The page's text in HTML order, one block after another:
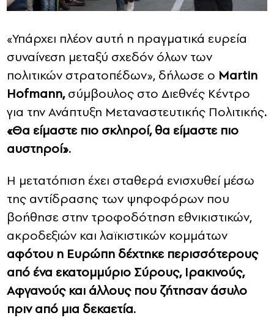
«Υπάρχει πλέον αυτή η πραγματικά ευρεία
συναίνεση μεταξύ σχεδόν όλων των
πολιτικών στρατοπέδων», δήλωσε ο Martin
Hofmann,σύμβουλος στο Διεθνές Κέντρο
για την Ανάπτυξη Μεταναστευτικής Πολιτικής.
«Θα είμαστε πιο σκληροί, θα είμαστε πιο
αυστηροί».
Η μετατόπιση έχει σταθερά ενισχυθεί μέσω
της αντίδρασης των ψηφοφόρων που
βοήθησε στην τροφοδότηση εθνικιστικών,
ακροδεξιών και λαϊκιστικών κομμάτων
αφότου η Ευρώπη δέχτηκε περισσότερους
από ένα εκατομμύριο Σύρους, Ιρακινούς,
Αφγανούς και άλλους που ζήτησαν άσυλο
πριν από μια δεκαετία.